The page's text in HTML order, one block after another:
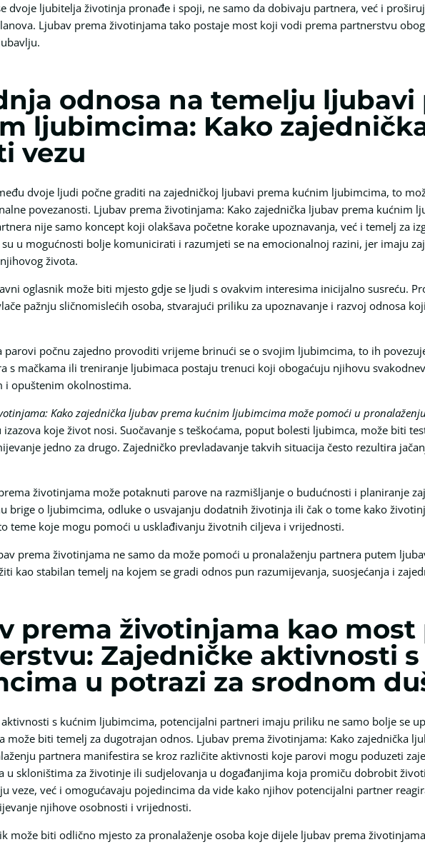
dvoje ljubitelja životinja pronađe i spoji, ne samo da dobivaju partnera, već i
Ljubav prema životinjama tako postaje most koji vodi prema partnerstvu
odnosa na temelju ljubavi
ljubimcima: Kako
vezu
dvoje ljudi počne graditi na zajedničkoj ljubavi prema kućnim ljubimcima, to
povezanosti. Ljubav prema životinjama: Kako zajednička ljubav prema kućnim
nije samo koncept koji olakšava početne korake upoznavanja, već i temelj za
u mogućnosti bolje komunicirati i razumjeti se na emocionalnoj razini, jer imaju
života.
oglasnik može biti mjesto gdje se ljudi s ovakvim interesima inicijalno susreću.
pažnju sličnomislećih osoba, stvarajući priliku za upoznavanje i razvoj odnosa
parovi počnu zajedno provoditi vrijeme brinući se o svojim ljubimcima, to ih
s mačkama ili treniranje ljubimaca postaju trenuci koji obogaćuju njihovu
i opuštenim okolnostima.
Kako zajednička ljubav prema kućnim ljubimcima može pomoći u
koje život nosi. Suočavanje s teškoćama, poput bolesti ljubimca, može biti
jedno za drugo. Zajedničko prevladavanje takvih situacija često rezultira
životinjama može potaknuti parove na razmišljanje o budućnosti i planiranje
brige o ljubimcima, odluke o usvajanju dodatnih životinja ili čak o tome kako
teme koje mogu pomoći u usklađivanju životnih ciljeva i vrijednosti.
prema životinjama ne samo da može pomoći u pronalaženju partnera putem
kao stabilan temelj na kojem se gradi odnos pun razumijevanja, suosjećanja i
prema životinjama kao most
Zajedničke aktivnosti
u potrazi za srodnom
aktivnosti s kućnim ljubimcima, potencijalni partneri imaju priliku ne samo bolje se
može biti temelj za dugotrajan odnos. Ljubav prema životinjama: Kako zajednička
partnera manifestira se kroz različite aktivnosti koje parovi mogu poduzeti
u skloništima za životinje ili sudjelovanja u događanjima koja promiču dobrobit
veze, već i omogućavaju pojedincima da vide kako njihov potencijalni partner
njihove osobnosti i vrijednosti.
može biti odlično mjesto za pronalaženje osoba koje dijele ljubav prema